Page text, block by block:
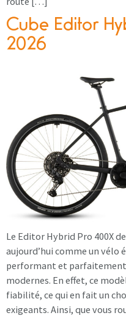
Cube Editor
2026
Le Editor Hybrid Pro 400X
aujourd’hui comme un vélo
performant et
modernes. En effet, ce
fiabilité, ce qui en fait un
exigeants. Ainsi, que vous